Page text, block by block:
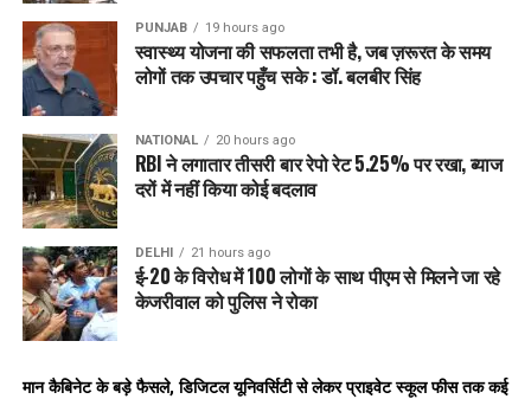
RELATED TOPICS: CITIZENFIRST
DIGITALINDIA
GOODGOVERNANCE
PATWARITOPANCHAYAT
PUBLICSERVICES
PUNJAB
PUNJABGOVERNMENT
SERVICEDELIVERY
TRANSPARENCY
Chief Minister Bhagwant Mann ने की Law & Order पर
High-Level Meeting, दी सुरक्षा और नशा विरोधी कार्रवाई की
Strict Instructions
Mann Government की सेहत में नई क्रांति! Punjab बना देश का
पहला State जहाँ AI से होगी Cancer और Eye Screening
PUNJAB 19 hours ago
स्वास्थ्य योजना की सफलता तभी है, जब ज़रूरत के समय
लोगों तक उपचार पहुँच सके : डॉ. बलबीर सिंह
NATIONAL 20 hours ago
RBI ने लगातार तीसरी बार रेपो रेट 5.25% पर रखा, ब्याज
दरों में नहीं किया कोई बदलाव
DELHI 21 hours ago
ई-20 के विरोध में 100 लोगों के साथ पीएम से मिलने जा रहे
केजरीवाल को पुलिस ने रोका
मान कैबिनेट के बड़े फैसले, डिजिटल यूनिवर्सिटी से लेकर प्राइवेट स्कूल फीस तक कई